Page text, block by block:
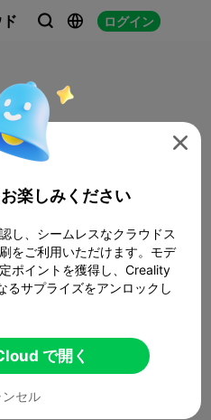
  ログイン

楽しみください
し、シームレスなクラウドス
をご利用いただけます。モデ
ポイントを獲得し、Creality
るサプライズをアンロックし
で開く
ンセル